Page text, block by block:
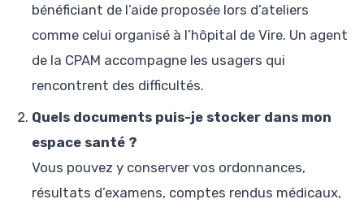
bénéficiant de l’aide proposée lors d’ateliers
comme celui organisé à l’hôpital de Vire. Un agent
de la CPAM accompagne les usagers qui
rencontrent des difficultés.
Quels documents puis-je stocker dans mon
espace santé ?
Vous pouvez y conserver vos ordonnances,
résultats d’examens, comptes rendus médicaux,